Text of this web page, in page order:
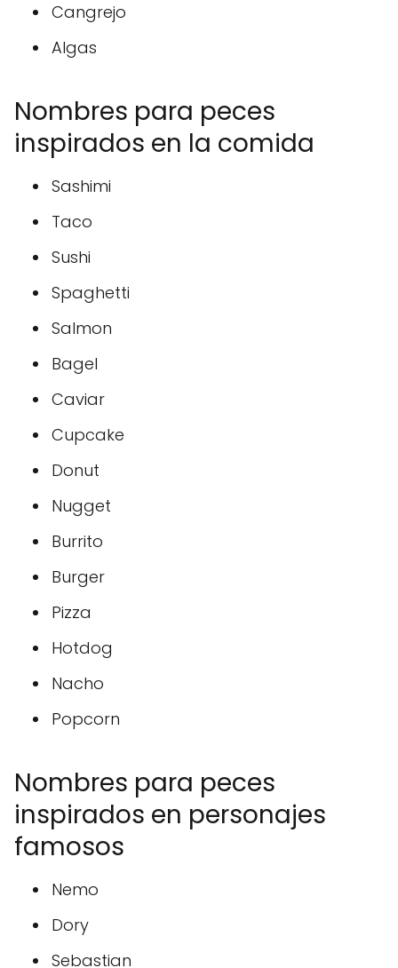
Cangrejo
Algas
Nombres para peces
inspirados en la comida
Sashimi
Taco
Sushi
Spaghetti
Salmon
Bagel
Caviar
Cupcake
Donut
Nugget
Burrito
Burger
Pizza
Hotdog
Nacho
Popcorn
Nombres para peces
inspirados en personajes
famosos
Nemo
Dory
Sebastian